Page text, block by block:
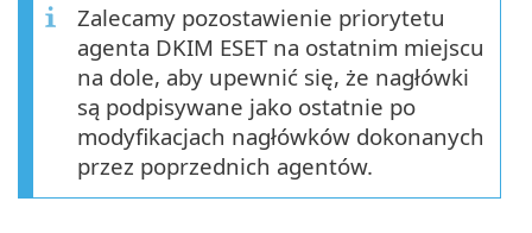
Zalecamy pozostawienie priorytetu
agenta DKIM ESET na ostatnim miejscu
na dole, aby upewnić się, że nagłówki
są podpisywane jako ostatnie po
modyfikacjach nagłówków dokonanych
przez poprzednich agentów.